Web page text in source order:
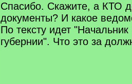
Спасибо. Скажите, а КТО
документы? И какое
По тексту идет
губернии". Что это за